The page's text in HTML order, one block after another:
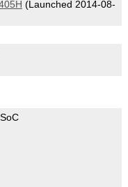
(Launched 2014-08-